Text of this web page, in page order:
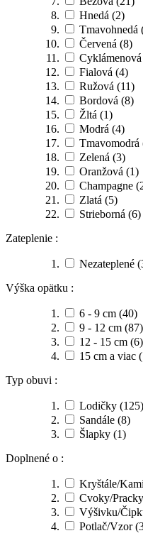
Hnedá (2)
Tmavohnedá
Červená (8)
Cyklámenová
Fialová (4)
Ružová (11)
Bordová (8)
Žltá (1)
Modrá (4)
Tmavomodrá
Zelená (3)
Oranžová (1)
Champagne
Zlatá (5)
Strieborná (6)
Zateplenie :
Nezateplené
Výška opätku :
6 - 9 cm (40)
9 - 12 cm (87)
12 - 15 cm (6)
15 cm a viac
Typ obuvi :
Lodičky (125)
Sandále (8)
Šlapky (1)
Doplnené o :
Kryštále/
Cvoky/Pracky
Výšivku/
Potlač/Vzor